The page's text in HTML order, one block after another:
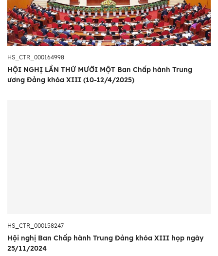
HS_CTR_000164998
HỘI NGHỊ LẦN THỨ MƯỜI MỘT Ban Chấp hành Trung
ương Đảng khóa XIII (10-12/4/2025)
HS_CTR_000158247
Hội nghị Ban Chấp hành Trung Đảng khóa XIII họp ngày
25/11/2024